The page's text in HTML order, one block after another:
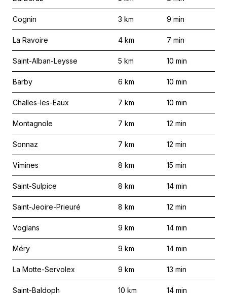
Cognin 3 km 9 min
La Ravoire 4 km 7 min
Saint-Alban-Leysse 5 km 10 min
Barby 6 km 10 min
Challes-les-Eaux 7 km 10 min
Montagnole 7 km 12 min
Sonnaz 7 km 12 min
Vimines 8 km 15 min
Saint-Sulpice 8 km 14 min
Saint-Jeoire-Prieuré 8 km 12 min
Voglans 9 km 14 min
Méry 9 km 14 min
La Motte-Servolex 9 km 13 min
Saint-Baldoph 10 km 14 min